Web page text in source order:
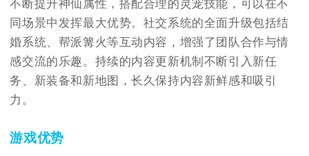
不断提升神仙属性，搭配合理的灵宠技能，可以在不
同场景中发挥最大优势。社交系统的全面升级包括结
婚系统、帮派篝火等互动内容，增强了团队合作与情
感交流的乐趣。持续的内容更新机制不断引入新任
务、新装备和新地图，长久保持内容新鲜感和吸引
力。
游戏优势